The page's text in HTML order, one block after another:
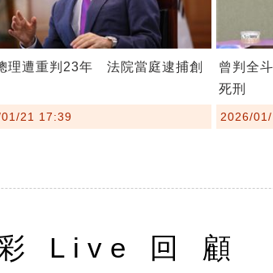
理遭重判23年 法院當庭逮捕創
21 17:39
曾判全
死刑
2026/
Live 回 顧